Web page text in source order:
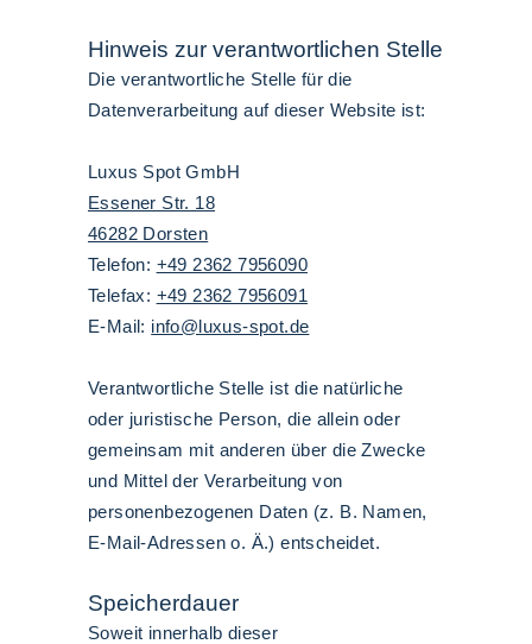
Hinweis zur verantwortlichen Stelle
Die verantwortliche Stelle für die
Datenverarbeitung auf dieser Website ist:
Luxus Spot GmbH
Essener Str. 18
46282 Dorsten
Telefon: +49 2362 7956090
Telefax: +49 2362 7956091
E-Mail: info@luxus-spot.de
Verantwortliche Stelle ist die natürliche
oder juristische Person, die allein oder
gemeinsam mit anderen über die Zwecke
und Mittel der Verarbeitung von
personenbezogenen Daten (z. B. Namen,
E-Mail-Adressen o. Ä.) entscheidet.
Speicherdauer
Soweit innerhalb dieser